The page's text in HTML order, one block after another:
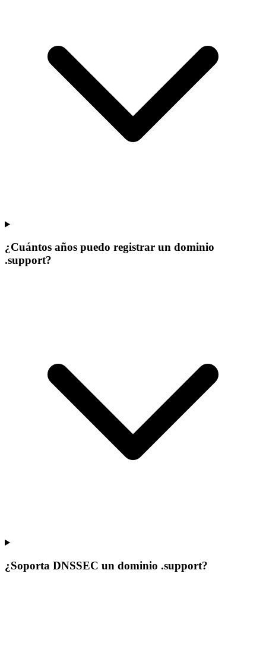
¿Cuántos años puedo registrar un dominio
.support?
¿Soporta DNSSEC un dominio .support?